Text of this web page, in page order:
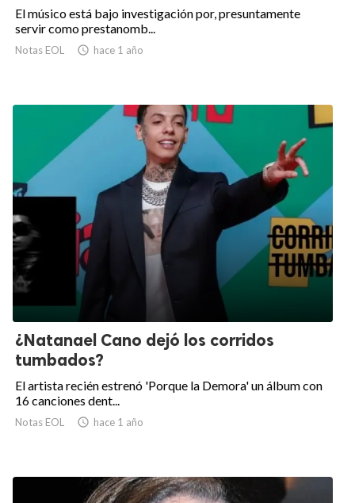
El músico está bajo investigación por, presuntamente
servir como prestanomb...
Notas EOL  hace 1 año
¿Natanael Cano dejó los corridos
tumbados?
El artista recién estrenó 'Porque la Demora' un álbum con
16 canciones dent...
Notas EOL  hace 1 año